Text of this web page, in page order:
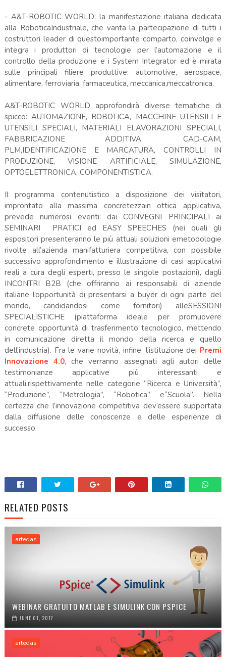
- A&T-ROBOTIC WORLD: la manifestazione italiana dedicata
alla RoboticaIndustriale, che vanta la partecipazione di tutti i
costruttori leader di questoimportante comparto, coinvolge e
integra i produttori di tecnologie per l’automazione e il
controllo della produzione e i System Integrator ed è mirata
sulle principali filiere produttive: automotive, aerospace,
alimentare, ferroviaria, farmaceutica, meccanica,meccatronica.
A&T-ROBOTIC WORLD approfondirà diverse tematiche di
spicco: AUTOMAZIONE, ROBOTICA, MACCHINE UTENSILI E
UTENSILI SPECIALI, MATERIALI ELAVORAZIONI SPECIALI,
FABBRICAZIONE ADDITIVA, CAD-CAM,
PLM,IDENTIFICAZIONE E MARCATURA, CONTROLLI IN
PRODUZIONE, VISIONE ARTIFICIALE, SIMULAZIONE,
OPTOELETTRONICA, COMPONENTISTICA.
Il programma contenutistico a disposizione dei visitatori,
improntato alla massima concretezzain ottica applicativa,
prevede numerosi eventi: dai CONVEGNI PRINCIPALI ai
SEMINARI PRATICI ed EASY SPEECHES (nei quali gli
espositori presenteranno le più attuali soluzioni emetodologie
rivolte all’azienda manifatturiera competitiva, con possibile
successivo approfondimento e illustrazione di casi applicativi
reali a cura degli esperti, presso le singole postazioni), dagli
INCONTRI B2B (che offriranno ai responsabili di aziende
italiane l’opportunità di presentarsi a buyer di ogni parte del
mondo, candidandosi come fornitori) alleSESSIONI
SPECIALISTICHE (piattaforma ideale per promuovere
concrete opportunità di trasferimento tecnologico, mettendo
in comunicazione diretta il mondo della ricerca e quello
dell’industria). Fra le varie novità, infine, l’istituzione dei Premi
Innovazione 4.0, che verranno assegnati agli autori delle
testimonianze applicative più interessanti e
attuali,rispettivamente nelle categorie “Ricerca e Università”,
“Produzione”, “Metrologia”, “Robotica” e“Scuola”. Nella
certezza che l’innovazione competitiva dev’essere supportata
dalla diffusione delle conoscenze e delle esperienze di
successo.
RELATED POSTS
artedas
WEBINAR GRATUITO MATLAB E SIMULINK CON PSPICE
JUNE 01, 2017
artedas